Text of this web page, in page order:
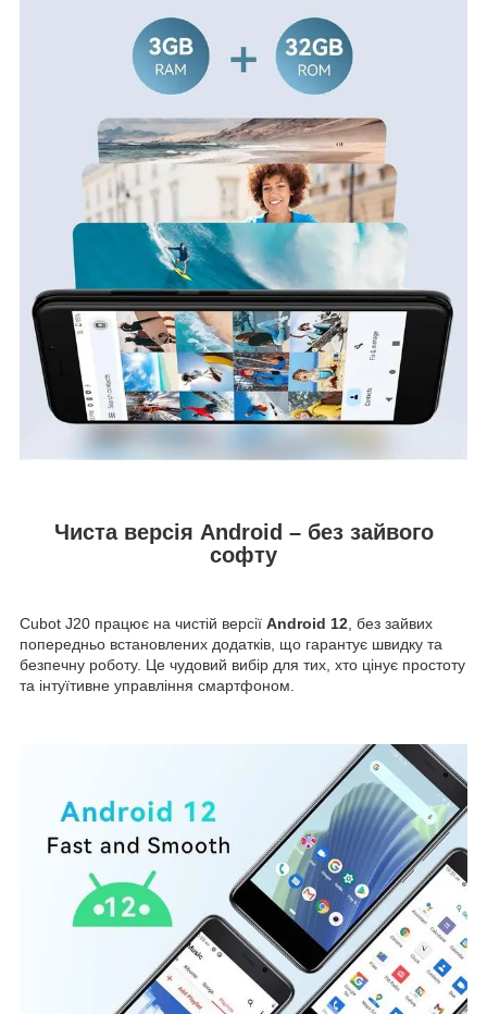
Чиста версія Android – без зайвого
софту
Cubot J20 працює на чистій версії Android 12 , без зайвих
попередньо встановлених додатків, що гарантує швидку та
безпечну роботу. Це чудовий вибір для тих, хто цінує простоту
та інтуїтивне управління смартфоном.